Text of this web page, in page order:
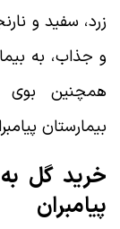
زرد، سفید و
و جذاب، به
همچنین بوی
بیمارستان
خرید گل
پیامبران